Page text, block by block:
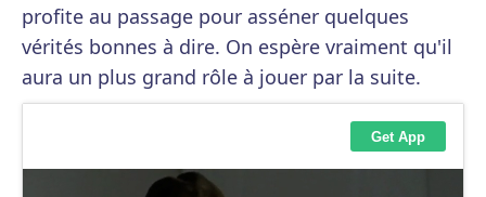
profite au passage pour asséner quelques
vérités bonnes à dire. On espère vraiment qu'il
aura un plus grand rôle à jouer par la suite.